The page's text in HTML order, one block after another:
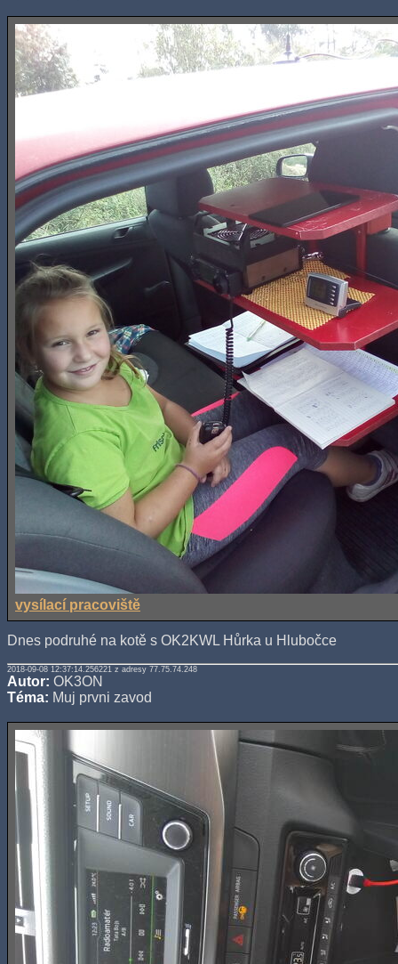
vysílací pracoviště
Dnes podruhé na kotě s OK2KWL Hůrka u Hlubočce
2018-09-08 12:37:14.256221 z adresy 77.75.74.248
Autor: OK3ON
Téma: Muj prvni zavod